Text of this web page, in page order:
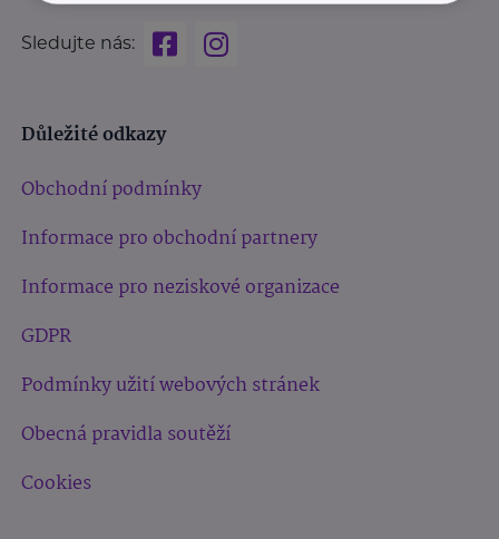
Sledujte nás:
Důležité odkazy
Obchodní podmínky
Informace pro obchodní partnery
Informace pro neziskové organizace
GDPR
Podmínky užití webových stránek
Obecná pravidla soutěží
Cookies